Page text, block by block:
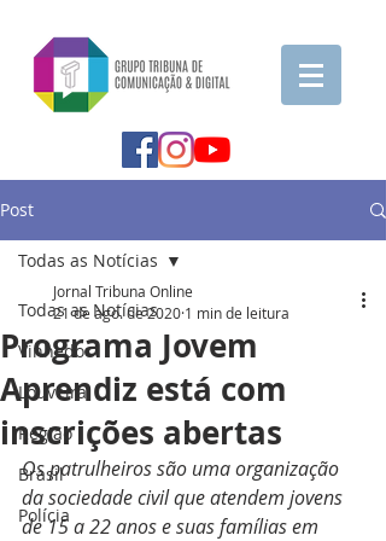
Post
Todas as Notícias
Vinhedo
Louveira
Região
Brasil
Polícia
Todas as Notícias
Programa Jovem
Aprendiz está com
inscrições abertas
Jornal Tribuna Online
21 de ago. de 2020 1 min de leitura
Os patrulheiros são uma organização
da sociedade civil que atendem jovens
de 15 a 22 anos e suas famílias em